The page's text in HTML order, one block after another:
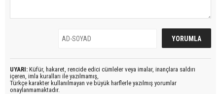
UYARI: Küfür, hakaret, rencide edici cümleler veya imalar, inançlara saldırı
içeren, imla kuralları ile yazılmamış,
Türkçe karakter kullanılmayan ve büyük harflerle yazılmış yorumlar
onaylanmamaktadır.